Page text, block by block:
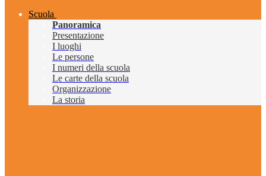
Scuola
Panoramica
Presentazione
I luoghi
Le persone
I numeri della scuola
Le carte della scuola
Organizzazione
La storia